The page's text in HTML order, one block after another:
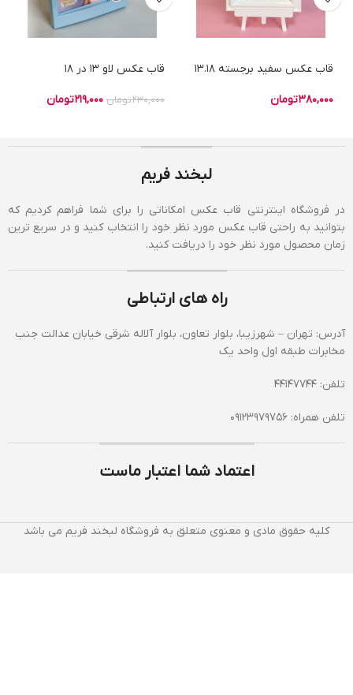
قاب عکس سفید برجسته 13.18
380,000تومان
قاب عکس لاو 13 در 18
230,000تومان 219,000تومان
لبخند فریم
در فروشگاه اینترنتی قاب عکس امکاناتی را برای شما فراهم کردیم که
بتوانید به راحتی قاب عکس مورد نظر خود را انتخاب کنید و در سریع ترین
زمان محصول مورد نظر خود را دریافت کنید.
راه های ارتباطی
آدرس: تهران – شهرزیبا، بلوار تعاون، بلوار آلاله شرقی خیابان عدالت جنب
مخابرات طبقه اول واحد یک
تلفن: 44147744
تلفن همراه: 09123979756
اعتماد شما اعتبار ماست
کلیه حقوق مادی و معنوی متعلق به فروشگاه لبخند فریم می باشد